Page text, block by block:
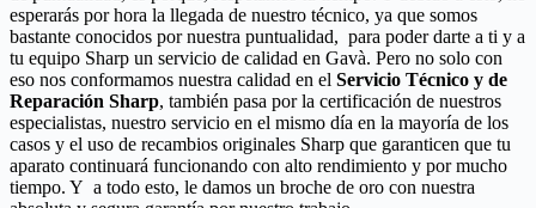
esperarás por hora la llegada de nuestro técnico, ya que somos
bastante conocidos por nuestra puntualidad, para poder darte a ti y a
tu equipo Sharp un servicio de calidad en Gavà. Pero no solo con
eso nos conformamos nuestra calidad en el Servicio Técnico y de
Reparación Sharp, también pasa por la certificación de nuestros
especialistas, nuestro servicio en el mismo día en la mayoría de los
casos y el uso de recambios originales Sharp que garanticen que tu
aparato continuará funcionando con alto rendimiento y por mucho
tiempo. Y a todo esto, le damos un broche de oro con nuestra